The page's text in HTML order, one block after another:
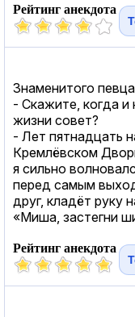
Рейтинг анекдота
Знаменитого
- Скажите, когда и
жизни совет?
- Лет пятнадцать
Кремлёвском
я сильно
перед самым
друг, кладёт руку
«Миша, застегни
Рейтинг анекдота